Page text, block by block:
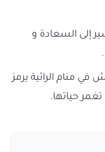
إلى السعادة و
منام الرائية يرمز
تغمر حياتها.